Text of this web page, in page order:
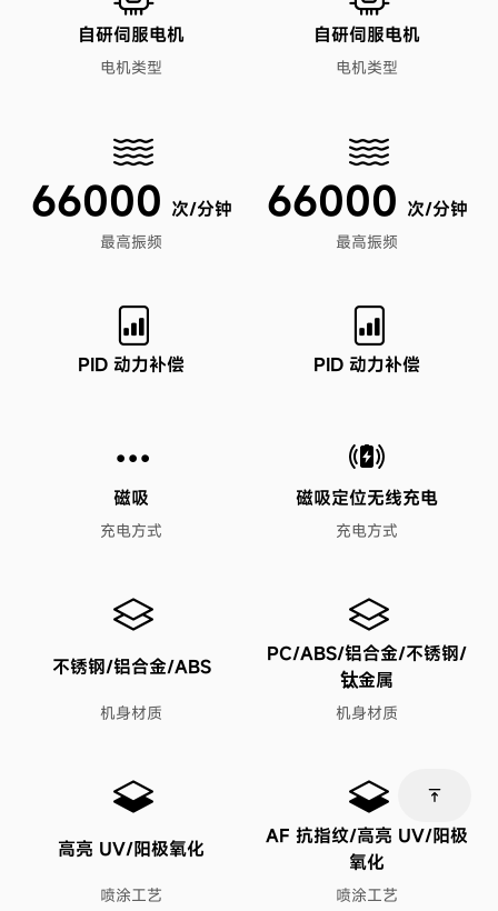
自研伺服电机
电机类型
自研伺服电机
电机类型
66000 次/分钟
最高振频
66000 次/分钟
最高振频
PID 动力补偿 PID 动力补偿
磁吸
充电方式
磁吸定位无线充电
充电方式
不锈钢/铝合金/ABS
机身材质
PC/ABS/铝合金/不锈钢/
钛金属
机身材质
高亮 UV/阳极氧化
喷涂工艺
AF 抗指纹/高亮 UV/阳极
氧化
喷涂工艺
vertical_align_top